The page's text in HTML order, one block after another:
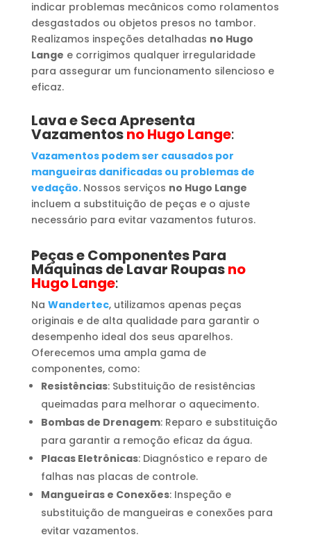
indicar problemas mecânicos como rolamentos
desgastados ou objetos presos no tambor.
Realizamos inspeções detalhadas no Hugo
Lange e corrigimos qualquer irregularidade
para assegurar um funcionamento silencioso e
eficaz.
Lava e Seca Apresenta
Vazamentosno Hugo Lange:
Vazamentos podem ser causados por
mangueiras danificadas ou problemas de
vedação. Nossos serviços no Hugo Lange
incluem a substituição de peças e o ajuste
necessário para evitar vazamentos futuros.
Peças e Componentes Para
Máquinas de Lavar Roupasno
Hugo Lange:
Na Wandertec, utilizamos apenas peças
originais e de alta qualidade para garantir o
desempenho ideal dos seus aparelhos.
Oferecemos uma ampla gama de
componentes, como:
Resistências: Substituição de resistências
queimadas para melhorar o aquecimento.
Bombas de Drenagem: Reparo e substituição
para garantir a remoção eficaz da água.
Placas Eletrônicas: Diagnóstico e reparo de
falhas nas placas de controle.
Mangueiras e Conexões: Inspeção e
substituição de mangueiras e conexões para
evitar vazamentos.